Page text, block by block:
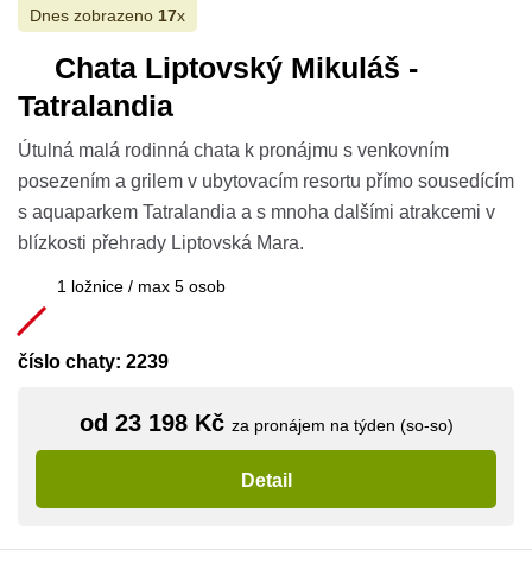
Dnes zobrazeno 17x
Chata Liptovský Mikuláš -
Tatralandia
Útulná malá rodinná chata k pronájmu s venkovním
posezením a grilem v ubytovacím resortu přímo sousedícím
s aquaparkem Tatralandia a s mnoha dalšími atrakcemi v
blízkosti přehrady Liptovská Mara.
1 ložnice / max 5 osob
číslo chaty: 2239
od 23 198 Kč za pronájem na týden (so-so)
Detail